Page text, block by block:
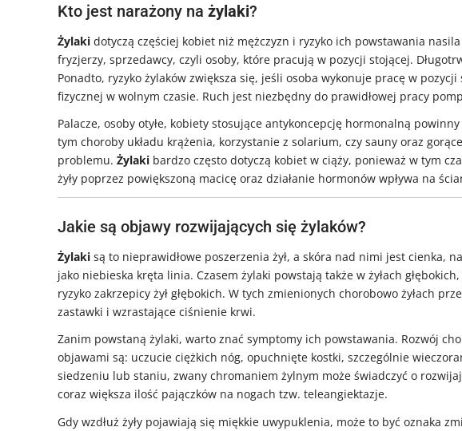
Kto jest narażony na żylaki?
Żylaki dotyczą częściej kobiet niż mężczyzn i ryzyko ich powstawania
fryzjerzy, sprzedawcy, czyli osoby, które pracują w pozycji stojącej.
Ponadto, ryzyko żylaków zwiększa się, jeśli osoba wykonuje pracę w
fizycznej w wolnym czasie. Ruch jest niezbędny do prawidłowej pracy
Palacze, osoby otyłe, kobiety stosujące antykoncepcję hormonalną
tym choroby układu krążenia, korzystanie z solarium, czy sauny oraz
problemu. Żylaki bardzo często dotyczą kobiet w ciąży, ponieważ w tym
żyły poprzez powiększoną macicę oraz działanie hormonów wpływa na
Jakie są objawy rozwijających się żylaków?
Żylaki są to nieprawidłowe poszerzenia żył, a skóra nad nimi jest cienka,
jako niebieska kręta linia. Czasem żylaki powstają także w żyłach
ryzyko zakrzepicy żył głębokich. W tych zmienionych chorobowo żyłach
zastawki i wzrastające ciśnienie krwi.
Zanim powstaną żylaki, warto znać symptomy ich powstawania. Rozwój
objawami są: uczucie ciężkich nóg, opuchnięte kostki, szczególnie
siedzeniu lub staniu, zwany chromaniem żylnym może świadczyć o
coraz większa ilość pajączków na nogach tzw. teleangiektazje.
Gdy wzdłuż żyły pojawiają się miękkie uwypuklenia, może to być oznaka